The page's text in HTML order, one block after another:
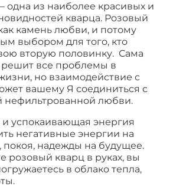
одна из наиболее красивых и
кварца. Розовый
камень любви, и потому
выбором для того, кто
вторую половинку. Сама
решит все проблемы в
но взаимодействие с
вашему Я соединиться с
нефильтрованной любви.
успокаивающая энергия
негативные энергии на
надежды на будущее.
розовый кварц в руках, вы
в облако тепла,